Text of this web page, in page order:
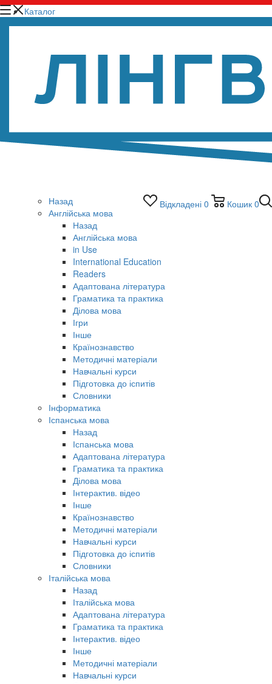
Відкладені 0 Кошик 0
Каталог
Назад
Англійська мова
Назад
Англійська мова
in Use
International Education
Readers
Адаптована література
Граматика та практика
Ділова мова
Ігри
Інше
Країнознавство
Методичні матеріали
Навчальні курси
Підготовка до іспитів
Словники
Інформатика
Іспанська мова
Назад
Іспанська мова
Адаптована література
Граматика та практика
Ділова мова
Інтерактив. відео
Інше
Країнознавство
Методичні матеріали
Навчальні курси
Підготовка до іспитів
Словники
Італійська мова
Назад
Італійська мова
Адаптована література
Граматика та практика
Інтерактив. відео
Інше
Методичні матеріали
Навчальні курси